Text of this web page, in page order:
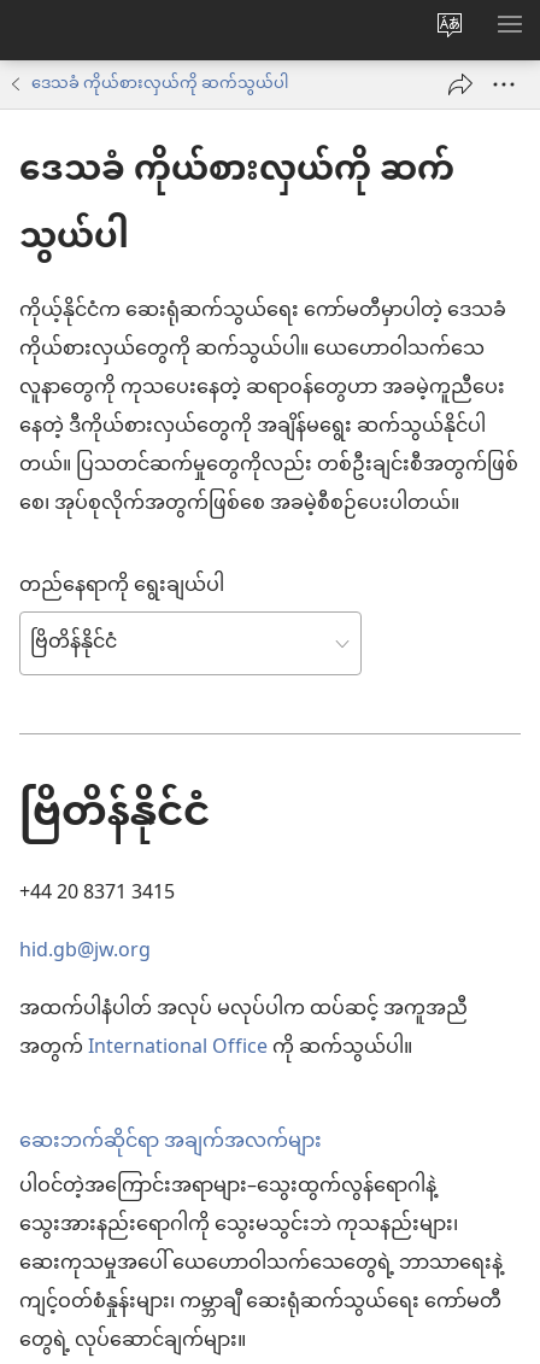
ဝ
က်
ဆိုက်
ပါ
ဒေသခံ ကိုယ်စားလှယ်ကို ဆက်သွယ်ပါ
ဒေသခံ ကိုယ်စားလှယ်ကို ဆက်
သွယ်ပါ
ကိုယ့်နိုင်ငံက ဆေးရုံဆက်သွယ်ရေး ကော်မတီမှာပါတဲ့ ဒေသခံ
ကိုယ်စားလှယ်တွေကို ဆက်သွယ်ပါ။ ယေဟောဝါသက်သေ
လူနာတွေကို ကုသပေးနေတဲ့ ဆရာဝန်တွေဟာ အခမဲ့ကူညီပေး
နေတဲ့ ဒီကိုယ်စားလှယ်တွေကို အချိန်မရွေး ဆက်သွယ်နိုင်ပါ
တယ်။ ပြသတင်ဆက်မှုတွေကိုလည်း တစ်ဦးချင်းစီအတွက်ဖြစ်
စေ၊ အုပ်စုလိုက်အတွက်ဖြစ်စေ အခမဲ့စီစဉ်ပေးပါတယ်။
တည်နေရာကို ရွေးချယ်ပါ
ဗြိတိန်နိုင်ငံ
+44 20 8371 3415
hid.gb@jw.org
အထက်ပါနံပါတ် အလုပ် မလုပ်ပါက ထပ်ဆင့် အကူအညီ
အတွက်International Officeကို ဆက်သွယ်ပါ။
ဆေးဘက်ဆိုင်ရာ အချက်အလက်များ
ပါဝင်တဲ့အကြောင်းအရာများ–သွေးထွက်လွန်ရောဂါနဲ့
သွေးအားနည်းရောဂါကို သွေးမသွင်းဘဲ ကုသနည်းများ၊
ဆေးကုသမှုအပေါ် ယေဟောဝါသက်သေတွေရဲ့ ဘာသာရေးနဲ့
ကျင့်ဝတ်စံနှုန်းများ၊ ကမ္ဘာချီ ဆေးရုံဆက်သွယ်ရေး ကော်မတီ
တွေရဲ့ လုပ်ဆောင်ချက်များ။